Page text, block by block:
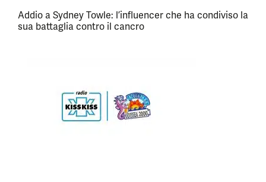
Addio a Sydney Towle: l’influencer che ha condiviso la
sua battaglia contro il cancro